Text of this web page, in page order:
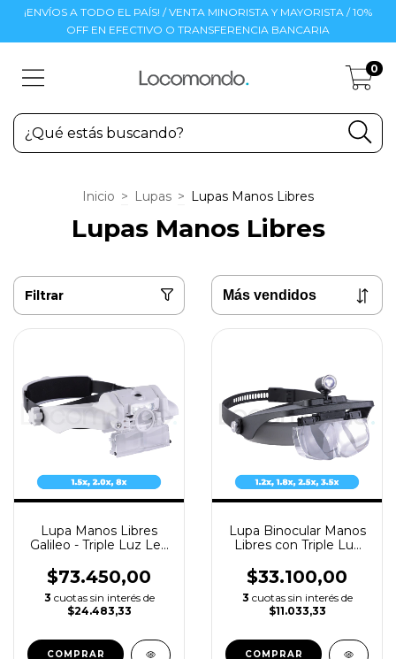
¡ENVÍOS A TODO EL PAÍS! / VENTA MINORISTA Y MAYORISTA / 10%
OFF EN EFECTIVO O TRANSFERENCIA BANCARIA
0
Inicio > Lupas > Lupas Manos Libres
Lupas Manos Libres
Filtrar
Lupa Manos Libres
Galileo - Triple Luz Led
$73.450,00
3 cuotas sin interés de
$24.483,33
Lupa Binocular Manos
Libres con Triple Luz
$33.100,00
3 cuotas sin interés de
$11.033,33